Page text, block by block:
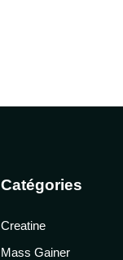
Catégories
Creatine
Mass Gainer